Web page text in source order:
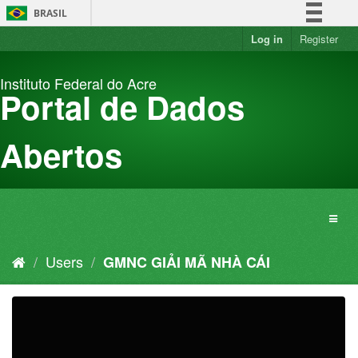
Skip
to
BRASIL
Simplifique!
Acesso à informação
Log in Register
Instituto Federal do Acre
Portal de Dados
Abertos
Users GMNC GIẢI MÃ NHÀ CÁI